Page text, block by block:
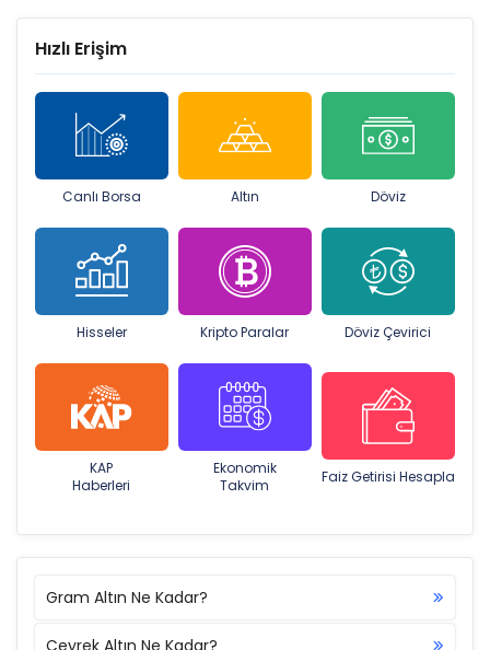
Hızlı Erişim
Canlı Borsa Altın Döviz
Hisseler Kripto Paralar Döviz Çevirici
KAP
Haberleri
Ekonomik
Takvim
Faiz Getirisi Hesapla
Gram Altın Ne Kadar?
Çeyrek Altın Ne Kadar?